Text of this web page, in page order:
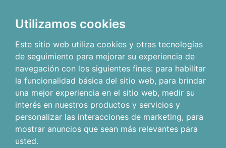
Utilizamos cookies
Este sitio web utiliza cookies y otras tecnologías
de seguimiento para mejorar su experiencia de
navegación con los siguientes fines: para habilitar
la funcionalidad básica del sitio web, para brindar
una mejor experiencia en el sitio web, medir su
interés en nuestros productos y servicios y
personalizar las interacciones de marketing, para
mostrar anuncios que sean más relevantes para
usted.